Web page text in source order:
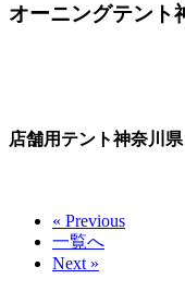
オーニングテント
店舗用テント神奈川
« Previous
一覧へ
Next »